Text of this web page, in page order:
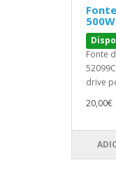
500W
Fonte
drive
20,00€